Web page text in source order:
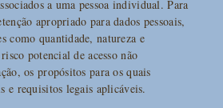
a uma pessoa individual. Para
apropriado para dados pessoais,
como quantidade, natureza e
potencial de acesso não
os propósitos para os quais
e requisitos legais aplicáveis.